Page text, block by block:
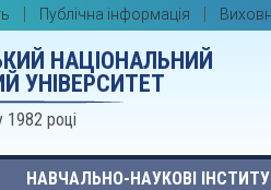
Публічна інформація
НАЦІОНАЛЬНИЙ
УНІВЕРСИТЕТ
1982 році
НАВЧАЛЬНО-НАУКОВІ